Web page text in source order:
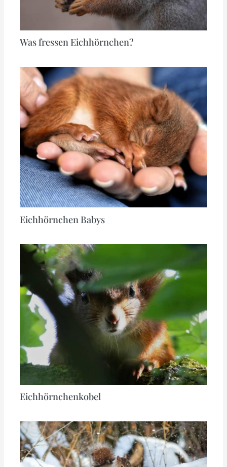
Was fressen Eichhörnchen?
Eichhörnchen Babys
Eichhörnchenkobel